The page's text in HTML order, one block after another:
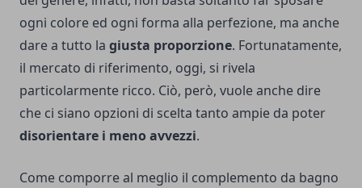
ogni colore ed ogni forma alla perfezione, ma anche
dare a tutto la giusta proporzione. Fortunatamente,
il mercato di riferimento, oggi, si rivela
particolarmente ricco. Ciò, però, vuole anche dire
che ci siano opzioni di scelta tanto ampie da poter
disorientare i meno avvezzi.
Come comporre al meglio il complemento da bagno